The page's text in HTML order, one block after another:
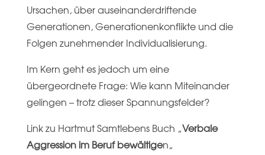
Ursachen, über auseinanderdriftende
Generationen, Generationenkonflikte und die
Folgen zunehmender Individualisierung.
Im Kern geht es jedoch um eine
übergeordnete Frage: Wie kann Miteinander
gelingen – trotz dieser Spannungsfelder?
Link zu Hartmut Samtlebens Buch „Verbale
Aggression im Beruf bewältigen„